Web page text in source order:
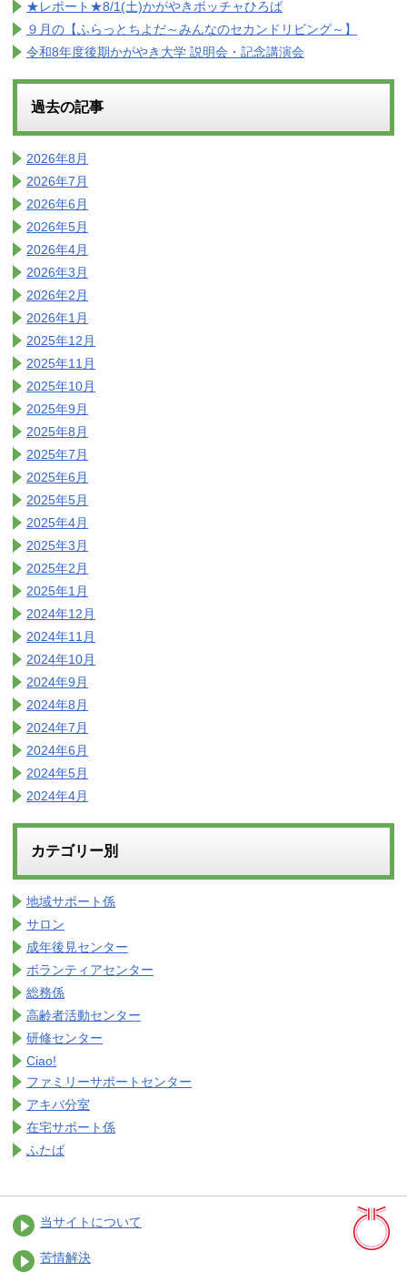
★レポート★8/1(土)かがやきボッチャひろば
９月の【ふらっとちよだ～みんなのセカンドリビング～】
令和8年度後期かがやき大学 説明会・記念講演会
過去の記事
2026年8月
2026年7月
2026年6月
2026年5月
2026年4月
2026年3月
2026年2月
2026年1月
2025年12月
2025年11月
2025年10月
2025年9月
2025年8月
2025年7月
2025年6月
2025年5月
2025年4月
2025年3月
2025年2月
2025年1月
2024年12月
2024年11月
2024年10月
2024年9月
2024年8月
2024年7月
2024年6月
2024年5月
2024年4月
カテゴリー別
地域サポート係
サロン
成年後見センター
ボランティアセンター
総務係
高齢者活動センター
研修センター
Ciao!
ファミリーサポートセンター
アキバ分室
在宅サポート係
ふたば
当サイトについて
苦情解決